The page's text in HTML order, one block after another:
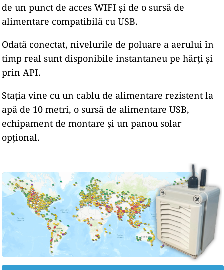
de un punct de acces WIFI și de o sursă de
alimentare compatibilă cu USB.
Odată conectat, nivelurile de poluare a aerului în
timp real sunt disponibile instantaneu pe hărți și
prin API.
Stația vine cu un cablu de alimentare rezistent la
apă de 10 metri, o sursă de alimentare USB,
echipament de montare și un panou solar
opțional.